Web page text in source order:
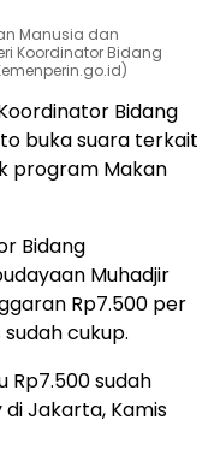
Manusia dan
Koordinator Bidang
Bidang
buka suara terkait
program Makan
Bidang
Muhadjir
Rp7.500 per
cukup.
Rp7.500 sudah
di Jakarta, Kamis